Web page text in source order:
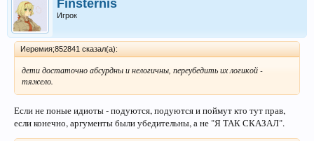
Finsternis
Игрок
Иеремия;852841 сказал(а):
дети достаточно абсурдны и нелогичны, переубедить их логикой -
тяжело.
Если не поные идиоты - подуются, подуются и поймут кто тут прав,
если конечно, аргументы были убедительны, а не "Я ТАК СКАЗАЛ".